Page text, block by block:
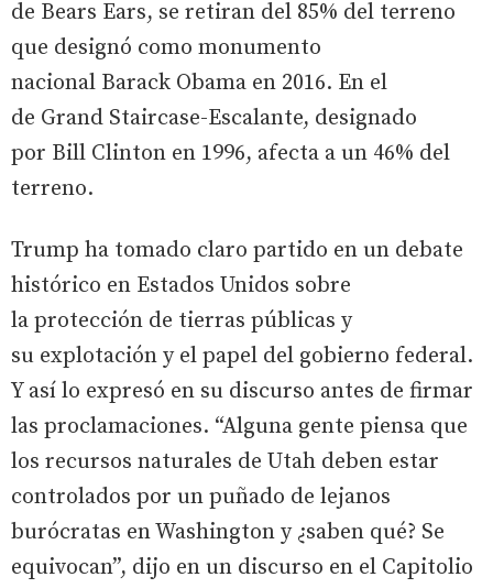
de Bears Ears, se retiran del 85% del terreno
que designó como monumento
nacional Barack Obama en 2016. En el
de Grand Staircase-Escalante, designado
por Bill Clinton en 1996, afecta a un 46% del
terreno.
Trump ha tomado claro partido en un debate
histórico en Estados Unidos sobre
la protección de tierras públicas y
su explotación y el papel del gobierno federal.
Y así lo expresó en su discurso antes de firmar
las proclamaciones. “Alguna gente piensa que
los recursos naturales de Utah deben estar
controlados por un puñado de lejanos
burócratas en Washington y ¿saben qué? Se
equivocan”, dijo en un discurso en el Capitolio